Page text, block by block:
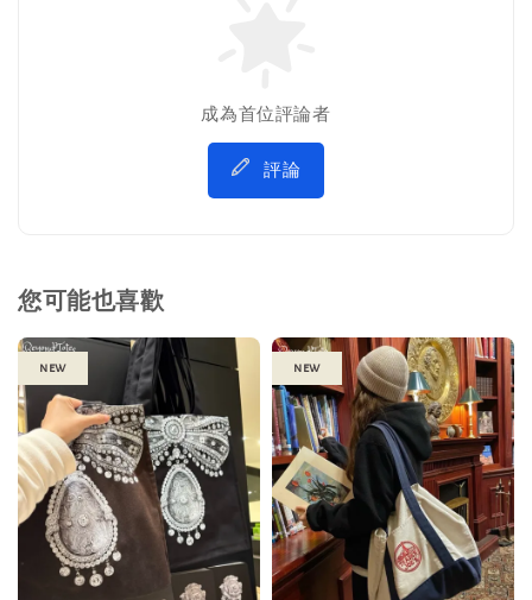
成為首位評論者
評論
您可能也喜歡
new new